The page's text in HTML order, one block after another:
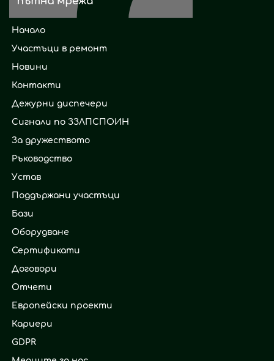
Начало
Участъци в ремонт
Новини
Контакти
Дежурни диспечери
Сигнали по ЗЗЛПСПОИН
За дружеството
Ръководство
Устав
Поддържани участъци
Бази
Оборудване
Сертификати
Договори
Отчети
Европейски проекти
Кариери
GDPR